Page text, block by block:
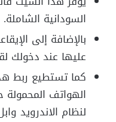
السودانية الشاملة.
بالإضافة إلى
عليها عند دخولك
كما تستطيع ربط
الهواتف المحمولة
لنظام الاندرويد